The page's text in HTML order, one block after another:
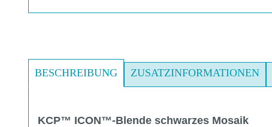
BESCHREIBUNG ZUSATZINFORMATIONEN
KCP™ ICON™-Blende schwarzes Mosaik